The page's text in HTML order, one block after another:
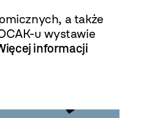
a także
u wystawie
informacji